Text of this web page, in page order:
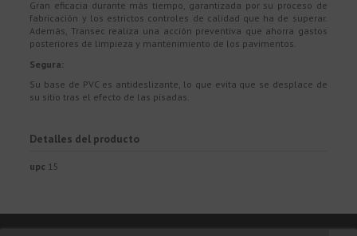
Gran eficacia durante más tiempo, garantizada por su proceso de
fabricación y los estrictos controles de calidad que ha de superar.
Además, Transec realiza una acción preventiva que ahorra gastos
posteriores de limpieza y mantenimiento de los pavimentos.
Segura:
Su base de PVC es antideslizante, lo que evita que se desplace de
su sitio tras el efecto de las pisadas.
Detalles del producto
upc 15